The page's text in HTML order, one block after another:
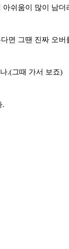
아쉬움이 많이 남더
면 그땐 진짜 오
.(그때 가서 보죠)
.